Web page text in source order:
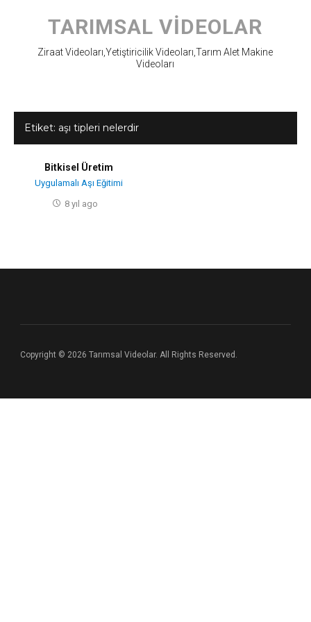
content
TARIMSAL VIDEOLAR
Ziraat Videoları,Yetiştiricilik Videoları,Tarım Alet Makine
Videoları
Etiket: aşı tipleri nelerdir
Bitkisel Üretim
Uygulamalı Aşı Eğitimi
8 yıl ago
Copyright © 2026 Tarımsal Videolar. All Rights Reserved.